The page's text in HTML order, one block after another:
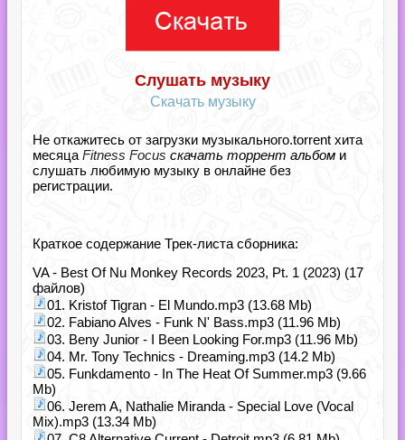
Слушать музыку
Скачать музыку
Не откажитесь от загрузки музыкального.torrent хита
месяца Fitness Focus скачать торрент альбом и
слушать любимую музыку в онлайне без
регистрации.
Краткое содержание Трек-листа сборника:
VA - Best Of Nu Monkey Records 2023, Pt. 1 (2023) (17
файлов)
01. Kristof Tigran - El Mundo.mp3 (13.68 Mb)
02. Fabiano Alves - Funk N' Bass.mp3 (11.96 Mb)
03. Beny Junior - I Been Looking For.mp3 (11.96 Mb)
04. Mr. Tony Technics - Dreaming.mp3 (14.2 Mb)
05. Funkdamento - In The Heat Of Summer.mp3 (9.66
Mb)
06. Jerem A, Nathalie Miranda - Special Love (Vocal
Mix).mp3 (13.34 Mb)